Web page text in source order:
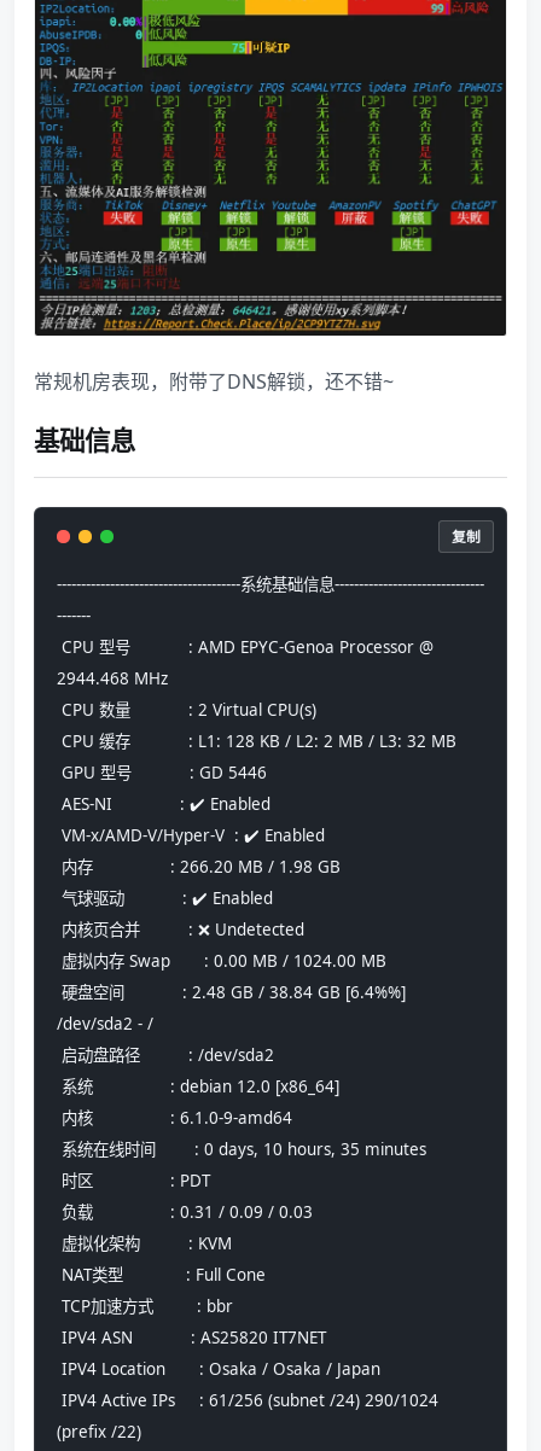
​常规机房表现，附带了DNS解锁，还不错~
基础信息
--------------------------------------系统基础信息-------------------------------
-------
2944.468 MHz
CPU 数量            : 2 Virtual CPU(s)
CPU 缓存            : L1: 128 KB / L2: 2 MB / L3: 32 MB
GPU 型号            : GD 5446
AES-NI              : ✔️ Enabled
VM-x/AMD-V/Hyper-V  : ✔️ Enabled
内存                : 266.20 MB / 1.98 GB
气球驱动            : ✔️ Enabled
内核页合并          : ❌ Undetected
虚拟内存 Swap       : 0.00 MB / 1024.00 MB
/dev/sda2 - /
启动盘路径          : /dev/sda2
系统                : debian 12.0 [x86_64]
内核                : 6.1.0-9-amd64
系统在线时间        : 0 days, 10 hours, 35 minutes
时区                : PDT
负载                : 0.31 / 0.09 / 0.03
虚拟化架构          : KVM
NAT类型             : Full Cone
TCP加速方式         : bbr
IPV4 ASN            : AS25820 IT7NET
IPV4 Location       : Osaka / Osaka / Japan
(prefix /22)
复制